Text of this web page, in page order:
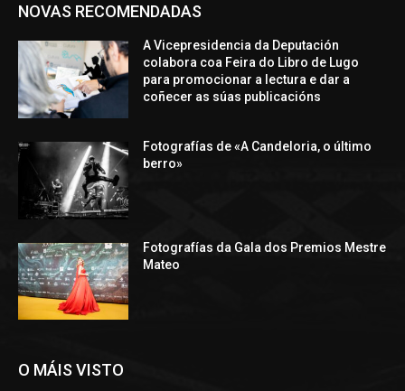
NOVAS RECOMENDADAS
A Vicepresidencia da Deputación
colabora coa Feira do Libro de Lugo
para promocionar a lectura e dar a
coñecer as súas publicacións
Fotografías de «A Candeloria, o último
berro»
Fotografías da Gala dos Premios Mestre
Mateo
O MÁIS VISTO